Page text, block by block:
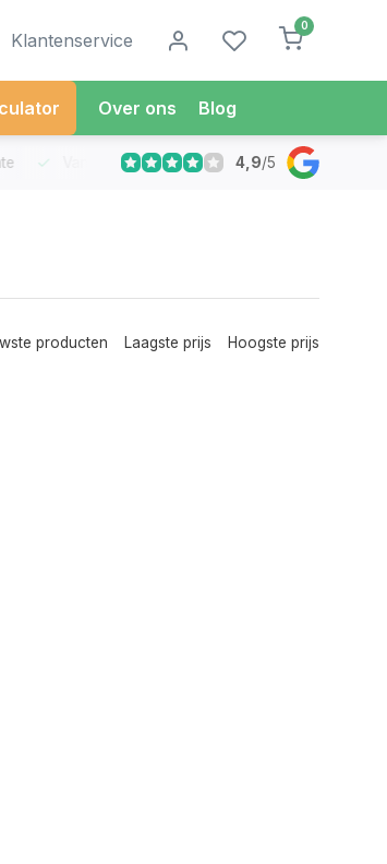
Klantenservice
0
Over ons Blog
Vandaag besteldMorgen in Huis*
4,9/5
producten Laagste prijs Hoogste prijs